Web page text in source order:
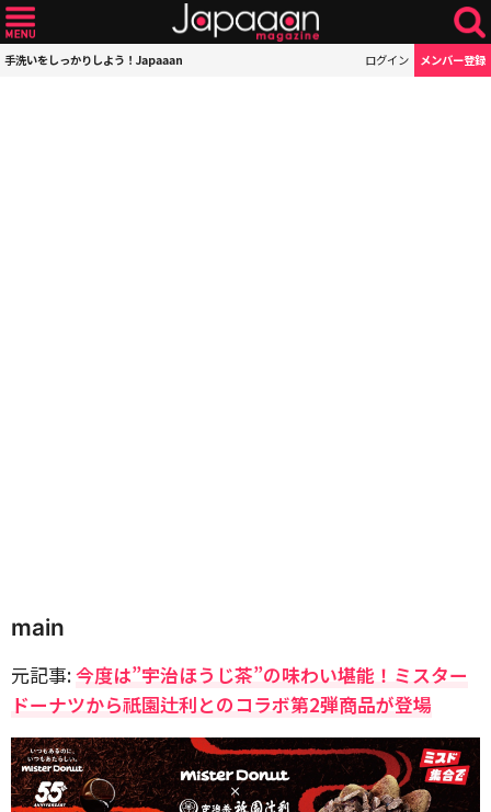
手洗いをしっかりしよう！Japaaan ログイン メンバー登録
main
元記事:今度は”宇治ほうじ茶”の味わい堪能！ミスター
ドーナツから祇園辻利とのコラボ第2弾商品が登場